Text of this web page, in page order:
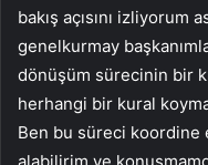
bakış açısını
genelkurmay
dönüşüm sürecinin bir
herhangi bir kural
Ben bu süreci koordine
alabilirim ve